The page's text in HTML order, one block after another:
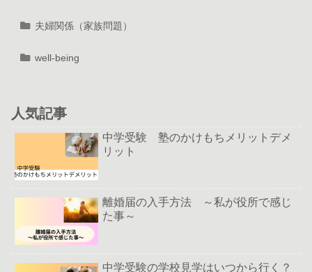
夫婦関係（家族問題）
well-being
人気記事
中学受験 塾のかけもちメリットデメ
リット
離婚届の入手方法 ～私が役所で感じ
た事～
中学受験の学校見学はいつから行く？